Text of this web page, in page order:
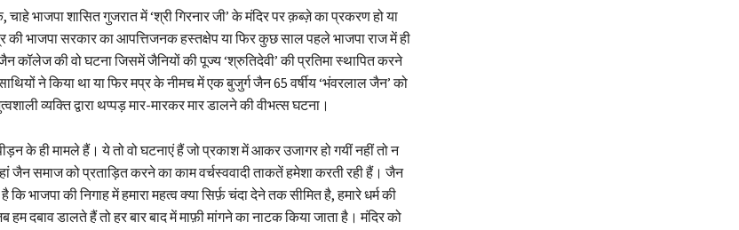
भाजपा शासित गुजरात में ‘श्री गिरनार जी’ के मंदिर पर क़ब्ज़े का प्रकरण हो या
की भाजपा सरकार का आपत्तिजनक हस्तक्षेप या फिर ⁠कुछ साल पहले भाजपा राज में ही
की वो घटना जिसमें जैनियों की पूज्य ‘श्रुतिदेवी’ की प्रतिमा स्थापित करने
ने किया था या फिर ⁠मप्र के नीमच में एक बुजुर्ग जैन 65 वर्षीय ‘भंवरलाल जैन’ को
व्यक्ति द्वारा थप्पड़ मार-मारकर मार डालने की वीभत्स घटना।
के ही मामले हैं। ये तो वो घटनाएं हैं जो प्रकाश में आकर उजागर हो गयीं नहीं तो न
जैन समाज को प्रताड़ित करने का काम वर्चस्ववादी ताकतें हमेशा करती रही हैं। जैन
भाजपा की निगाह में हमारा महत्व क्या सिर्फ़ चंदा देने तक सीमित है, हमारे धर्म की
हम दबाव डालते हैं तो हर बार बाद में माफ़ी मांगने का नाटक किया जाता है। मंदिर को